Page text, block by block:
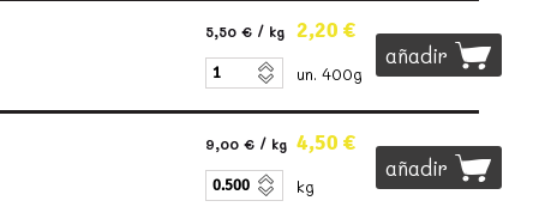
5,50 € / kg 2,20 €
un. 400g
añadir
9,00 € / kg 4,50 €
kg
añadir